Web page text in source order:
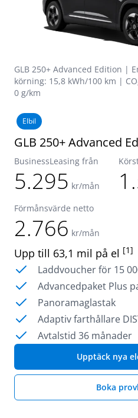
GLB 250+ Advanced Edition |
körning: 15,8 kWh/100 km |
0 g/km
Elbil
GLB 250+ Advanced
BusinessLeasing från
5.295 kr/mån
Förmånsvärde netto
2.766 kr/mån
Upp till 63,1 mil på el [1]
Laddvoucher för 15
Advancedpaket Plus
Panoramaglastak
Adaptiv farthållare
Avtalstid 36 månader
Upptäck nya
Boka